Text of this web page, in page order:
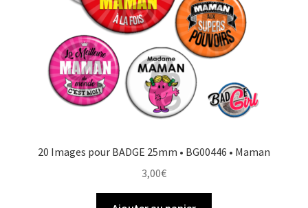
20 Images pour BADGE 25mm • BG00446 • Maman
3,00€